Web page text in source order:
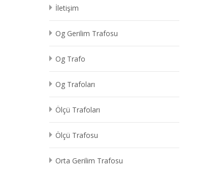
İletişim
Og Gerilim Trafosu
Og Trafo
Og Trafoları
Ölçü Trafoları
Ölçü Trafosu
Orta Gerilim Trafosu